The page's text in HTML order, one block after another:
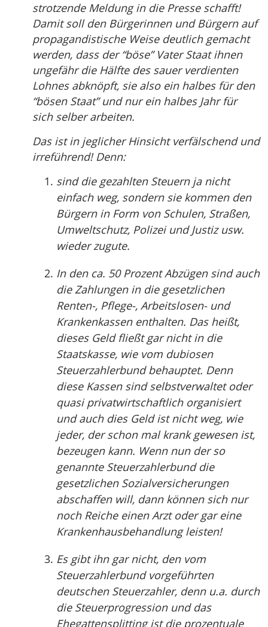
strotzende Meldung in die Presse schafft!
Damit soll den Bürgerinnen und Bürgern auf
propagandistische Weise deutlich gemacht
werden, dass der “böse” Vater Staat ihnen
ungefähr die Hälfte des sauer verdienten
Lohnes abknöpft, sie also ein halbes für den
“bösen Staat” und nur ein halbes Jahr für
sich selber arbeiten.
Das ist in jeglicher Hinsicht verfälschend und
irreführend! Denn:
sind die gezahlten Steuern ja nicht
einfach weg, sondern sie kommen den
Bürgern in Form von Schulen, Straßen,
Umweltschutz, Polizei und Justiz usw.
wieder zugute.
In den ca. 50 Prozent Abzügen sind auch
die Zahlungen in die gesetzlichen
Renten-, Pflege-, Arbeitslosen- und
Krankenkassen enthalten. Das heißt,
dieses Geld fließt gar nicht in die
Staatskasse, wie vom dubiosen
Steuerzahlerbund behauptet. Denn
diese Kassen sind selbstverwaltet oder
quasi privatwirtschaftlich organisiert
und auch dies Geld ist nicht weg, wie
jeder, der schon mal krank gewesen ist,
bezeugen kann. Wenn nun der so
genannte Steuerzahlerbund die
gesetzlichen Sozialversicherungen
abschaffen will, dann können sich nur
noch Reiche einen Arzt oder gar eine
Krankenhausbehandlung leisten!
Es gibt ihn gar nicht, den vom
Steuerzahlerbund vorgeführten
deutschen Steuerzahler, denn u.a. durch
die Steuerprogression und das
Ehegattensplitting ist die prozentuale